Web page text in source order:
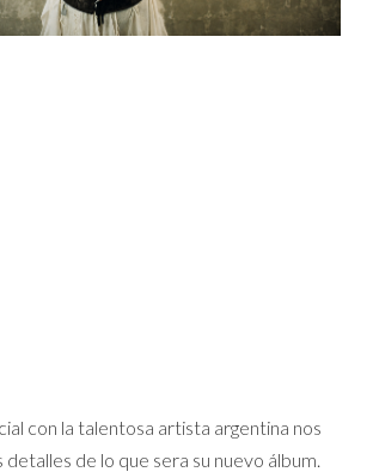
con la talentosa artista argentina nos
de lo que sera su nuevo álbum.